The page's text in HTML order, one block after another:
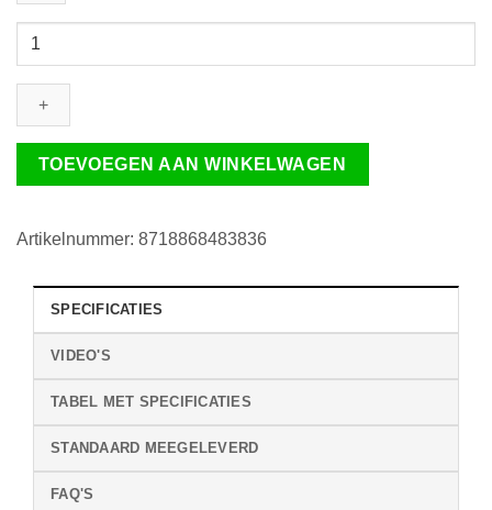
DS6679
|
deurbel
met
met
IEEE
802.3af
Mifare
Chipreader
TOEVOEGEN AAN WINKELWAGEN
Artikelnummer: 8718868483836
SPECIFICATIES
VIDEO'S
TABEL MET SPECIFICATIES
STANDAARD MEEGELEVERD
FAQ'S